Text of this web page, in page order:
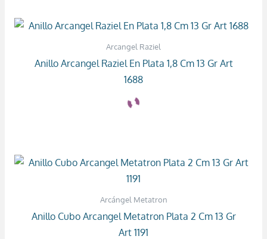
Arcangel Raziel
Anillo Arcangel Raziel En Plata 1,8 Cm 13 Gr Art
1688
Arcángel Metatron
Anillo Cubo Arcangel Metatron Plata 2 Cm 13 Gr
Art 1191